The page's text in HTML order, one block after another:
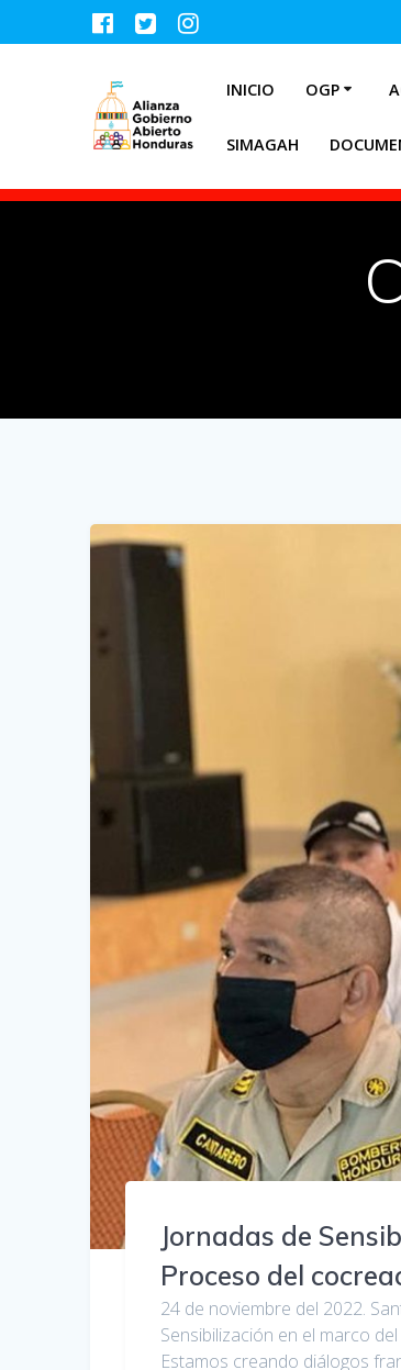
INICIO OGP
SIMAGAH
Jornadas de
Proceso del
24 de noviembre del 2022.
Sensibilización en el marco
Estamos creando diálogos